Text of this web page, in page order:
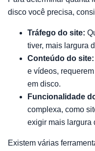
disco você precisa,
Tráfego do site:
tiver, mais largura
Conteúdo do site:
e vídeos,
em disco.
Funcionalidade
complexa, como
exigir mais largura
Existem várias